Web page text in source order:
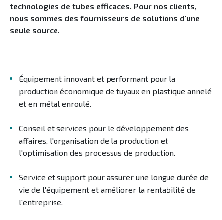
technologies de tubes efficaces. Pour nos clients,
nous sommes des fournisseurs de solutions d'une
seule source.
Équipement innovant et performant pour la
production économique de tuyaux en plastique annelé
et en métal enroulé.
Conseil et services pour le développement des
affaires, l'organisation de la production et
l'optimisation des processus de production.
Service et support pour assurer une longue durée de
vie de l'équipement et améliorer la rentabilité de
l'entreprise.